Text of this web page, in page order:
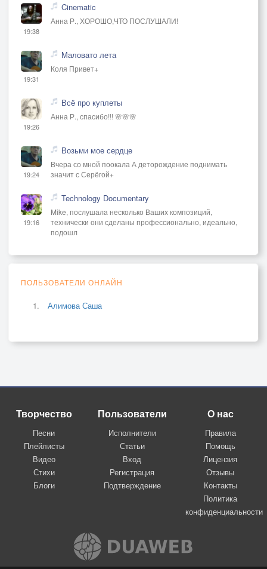
19:38
Cinematic
Анна Р., ХОРОШО,ЧТО ПОСЛУШАЛИ!
19:31
Маловато лета
Коля Привет+
19:26
Всё про куплеты
Анна Р., спасибо!!! 🌸🌸🌸
19:24
Возьми мое сердце
Вчера со мной поокала А деторождение поднимать
значит с Серёгой+
19:16
Technology Documentary
Mike, послушала несколько Ваших композиций,
технически они сделаны профессионально, идеально,
подошл
ПОЛЬЗОВАТЕЛИ ОНЛАЙН
Алимова Саша
Творчество
Песни
Плейлисты
Видео
Стихи
Блоги
Пользователи
Исполнители
Статьи
Вход
Регистрация
Подтверждение
О нас
Правила
Помощь
Лицензия
Отзывы
Контакты
Политика
конфиденциальности